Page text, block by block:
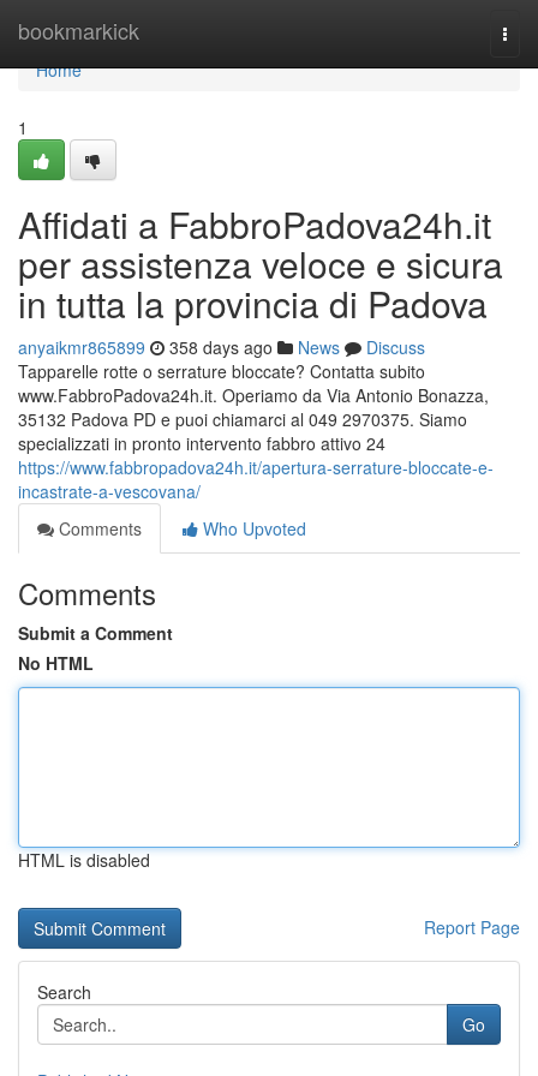
bookmarkick
Home
Home
1
Affidati a FabbroPadova24h.it
per assistenza veloce e sicura
in tutta la provincia di Padova
anyaikmr865899 358 days ago News
Discuss
Tapparelle rotte o serrature bloccate? Contatta subito
www.FabbroPadova24h.it. Operiamo da Via Antonio Bonazza,
35132 Padova PD e puoi chiamarci al 049 2970375. Siamo
specializzati in pronto intervento fabbro attivo 24
https://www.fabbropadova24h.it/apertura-serrature-bloccate-e-
incastrate-a-vescovana/
Comments
Who Upvoted
Comments
Submit a Comment
No HTML
HTML is disabled
Report Page
Search
Go